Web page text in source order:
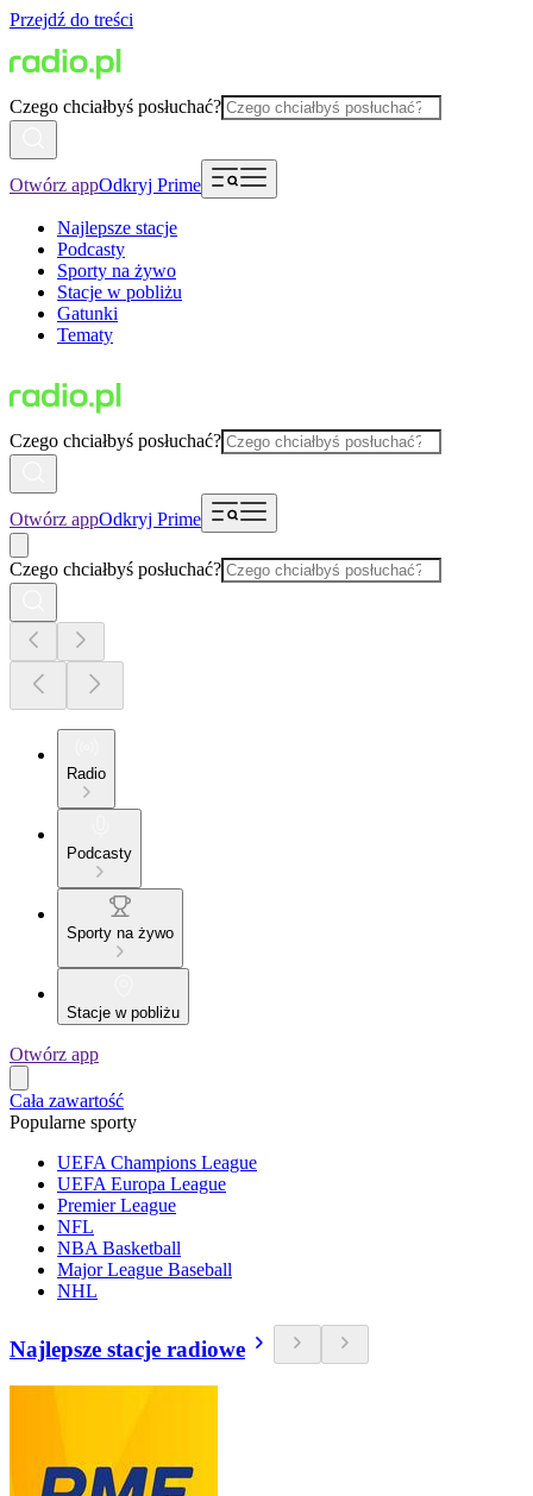
Przejdź do treści
Czego chciałbyś posłuchać?
Otwórz appOdkryj Prime
Najlepsze stacje
Podcasty
Sporty na żywo
Stacje w pobliżu
Gatunki
Tematy
Czego chciałbyś posłuchać?
Otwórz appOdkryj Prime
Czego chciałbyś posłuchać?
Radio
Podcasty
Sporty na żywo
Stacje w pobliżu
Otwórz app
Cała zawartość
Popularne sporty
UEFA Champions League
UEFA Europa League
Premier League
NFL
NBA Basketball
Major League Baseball
NHL
Najlepsze stacje radiowe